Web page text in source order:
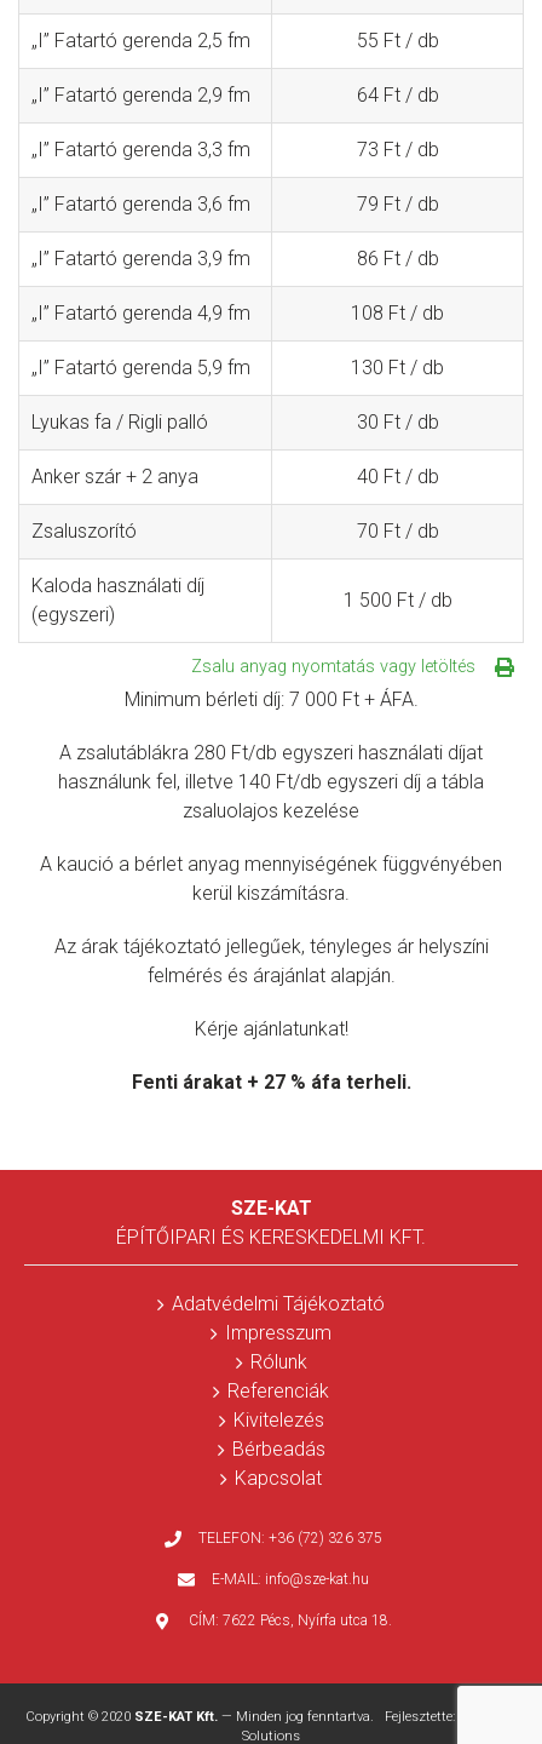
„I” Fatartó gerenda 2,5 fm 55 Ft / db
„I” Fatartó gerenda 2,9 fm 64 Ft / db
„I” Fatartó gerenda 3,3 fm 73 Ft / db
„I” Fatartó gerenda 3,6 fm 79 Ft / db
„I” Fatartó gerenda 3,9 fm 86 Ft / db
„I” Fatartó gerenda 4,9 fm 108 Ft / db
„I” Fatartó gerenda 5,9 fm 130 Ft / db
Lyukas fa / Rigli palló 30 Ft / db
Anker szár + 2 anya 40 Ft / db
Zsaluszorító 70 Ft / db
Kaloda használati díj
(egyszeri)
1 500 Ft / db
Zsalu anyag nyomtatás vagy letöltés
Minimum bérleti díj: 7 000 Ft + ÁFA.
A zsalutáblákra 280 Ft/db egyszeri használati díjat
használunk fel, illetve 140 Ft/db egyszeri díj a tábla
zsaluolajos kezelése
A kaució a bérlet anyag mennyiségének függvényében
kerül kiszámításra.
Az árak tájékoztató jellegűek, tényleges ár helyszíni
felmérés és árajánlat alapján.
Kérje ajánlatunkat!
Fenti árakat + 27 % áfa terheli.
SZE-KAT
ÉPÍTŐIPARI ÉS KERESKEDELMI KFT.
Adatvédelmi Tájékoztató
Impresszum
Rólunk
Referenciák
Kivitelezés
Bérbeadás
Kapcsolat
TELEFON: +36 (72) 326 375
E-MAIL: info@sze-kat.hu
CÍM: 7622 Pécs, Nyírfa utca 18.
Copyright © 2020 SZE-KAT Kft. — Minden jog fenntartva. Fejlesztette:
Solutions